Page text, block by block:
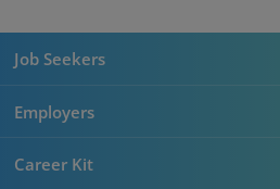
Job Seekers
Employers
Career Kit